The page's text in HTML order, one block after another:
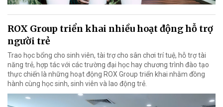
ROX Group triển khai nhiều hoạt động hỗ trợ
người trẻ
Trao học bổng cho sinh viên, tài trợ cho sân chơi trí tuệ, hỗ trợ tài
năng trẻ, hợp tác với các trường đại học hay chương trình đào tạo
thực chiến là những hoạt động ROX Group triển khai nhằm đồng
hành cùng học sinh, sinh viên và lao động trẻ.